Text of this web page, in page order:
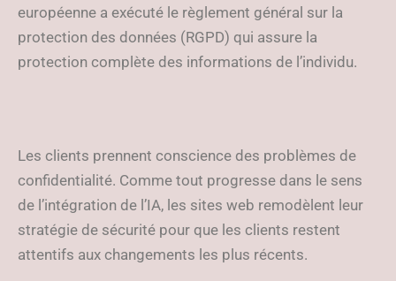
européenne a exécuté le règlement général sur la
protection des données (RGPD) qui assure la
protection complète des informations de l’individu.
Les clients prennent conscience des problèmes de
confidentialité. Comme tout progresse dans le sens
de l’intégration de l’IA, les sites web remodèlent leur
stratégie de sécurité pour que les clients restent
attentifs aux changements les plus récents.